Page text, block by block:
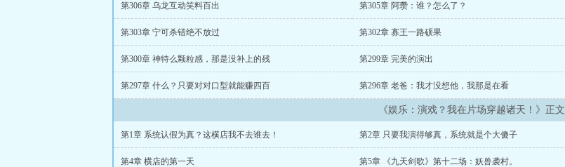
第306章 乌龙互动笑料百出 第305章 阿瓒：谁？怎么了？
第303章 宁可杀错绝不放过 第302章 寡王一路硕果
第300章 神特么颗粒感，那是没补上的残 第299章 完美的演出
第297章 什么？只要对对口型就能赚四百 第296章 老爸：我才没想他，我那是在看
《娱乐：演戏？我在片场穿越诸天！》正文
第1章 系统认假为真？这横店我不去谁去！ 第2章 只要我演得够真，系统就是个大傻子
第4章 横店的第一天 第5章 《九天剑歌》第十二场：妖兽袭村。